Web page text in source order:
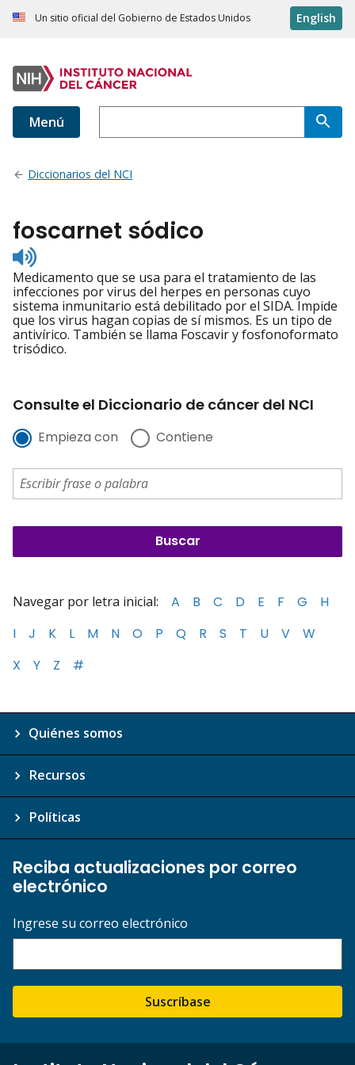
Un sitio oficial del Gobierno de Estados Unidos English
Menú
Diccionarios del NCI
foscarnet sódico
Listen
to
pronunciation
Medicamento que se usa para el tratamiento de las
infecciones por virus del herpes en personas cuyo
sistema inmunitario está debilitado por el SIDA. Impide
que los virus hagan copias de sí mismos. Es un tipo de
antivírico. También se llama Foscavir y fosfonoformato
trisódico.
Consulte el Diccionario de cáncer del NCI
Empieza con Contiene
Navegar por letra inicial: A B C D E F G
H
I
J K L M N O P Q R S T U V
W
X
Y Z #
Quiénes somos
Recursos
Políticas
Reciba actualizaciones por correo
electrónico
Ingrese su correo electrónico
Suscríbase